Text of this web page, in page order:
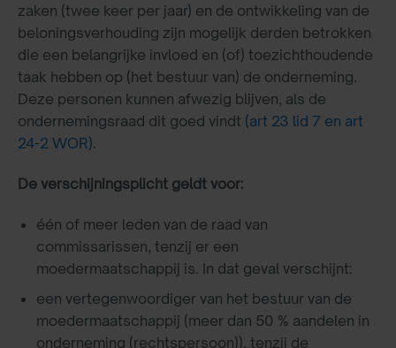
zaken (twee keer per jaar) en de ontwikkeling van de
beloningsverhouding zijn mogelijk derden betrokken
die een belangrijke invloed en (of) toezichthoudende
taak hebben op (het bestuur van) de onderneming.
Deze personen kunnen afwezig blijven, als de
ondernemingsraad dit goed vindt (art 23 lid 7 en art
24-2 WOR).
De verschijningsplicht geldt voor:
één of meer leden van de raad van
commissarissen, tenzij er een
moedermaatschappij is. In dat geval verschijnt:
een vertegenwoordiger van het bestuur van de
moedermaatschappij (meer dan 50 % aandelen in
onderneming (rechtspersoon)), tenzij de